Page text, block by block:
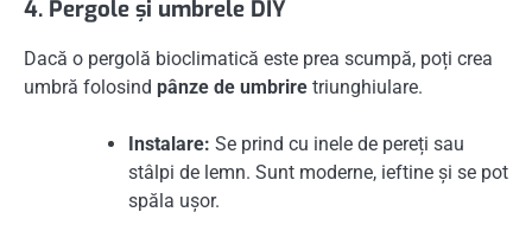
4. Pergole și umbrele DIY
Dacă o pergolă bioclimatică este prea scumpă, poți crea
umbră folosind pânze de umbrire triunghiulare.
Instalare: Se prind cu inele de pereți sau
stâlpi de lemn. Sunt moderne, ieftine și se pot
spăla ușor.